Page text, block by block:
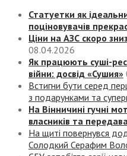
Статуетки як
поціновувачів
Ціни на АЗС скоро
08.04.2026
Як працюють суші-
війни: досвід «Сушия»
Встигни бути серед
з подарунками та
На Вінничині гучні
власників та
На щиті повернувся
Солодкий Серафим